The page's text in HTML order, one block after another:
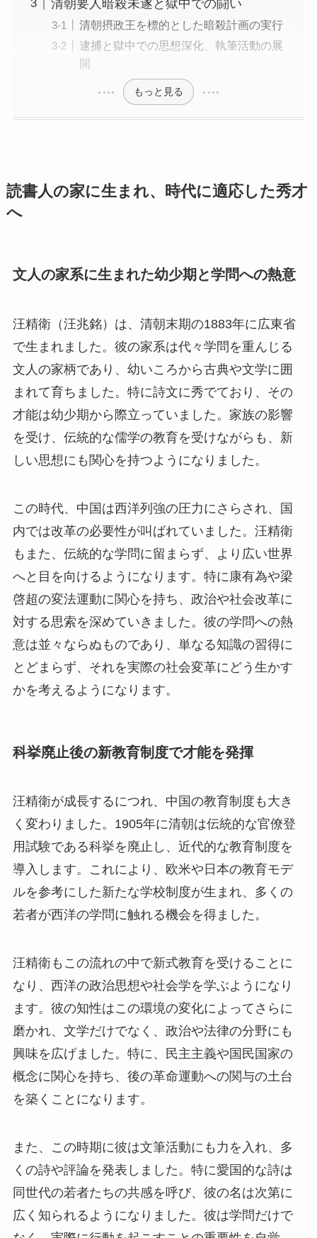
清朝要人暗殺未遂と獄中での闘い
清朝摂政王を標的とした暗殺計画の実行
逮捕と獄中での思想深化、執筆活動の展
開
もっと見る
読書人の家に生まれ、時代に適応した秀才
へ
文人の家系に生まれた幼少期と学問への熱意
汪精衛（汪兆銘）は、清朝末期の1883年に広東省
で生まれました。彼の家系は代々学問を重んじる
文人の家柄であり、幼いころから古典や文学に囲
まれて育ちました。特に詩文に秀でており、その
才能は幼少期から際立っていました。家族の影響
を受け、伝統的な儒学の教育を受けながらも、新
しい思想にも関心を持つようになりました。
この時代、中国は西洋列強の圧力にさらされ、国
内では改革の必要性が叫ばれていました。汪精衛
もまた、伝統的な学問に留まらず、より広い世界
へと目を向けるようになります。特に康有為や梁
啓超の変法運動に関心を持ち、政治や社会改革に
対する思索を深めていきました。彼の学問への熱
意は並々ならぬものであり、単なる知識の習得に
とどまらず、それを実際の社会変革にどう生かす
かを考えるようになります。
科挙廃止後の新教育制度で才能を発揮
汪精衛が成長するにつれ、中国の教育制度も大き
く変わりました。1905年に清朝は伝統的な官僚登
用試験である科挙を廃止し、近代的な教育制度を
導入します。これにより、欧米や日本の教育モデ
ルを参考にした新たな学校制度が生まれ、多くの
若者が西洋の学問に触れる機会を得ました。
汪精衛もこの流れの中で新式教育を受けることに
なり、西洋の政治思想や社会学を学ぶようになり
ます。彼の知性はこの環境の変化によってさらに
磨かれ、文学だけでなく、政治や法律の分野にも
興味を広げました。特に、民主主義や国民国家の
概念に関心を持ち、後の革命運動への関与の土台
を築くことになります。
また、この時期に彼は文筆活動にも力を入れ、多
くの詩や評論を発表しました。特に愛国的な詩は
同世代の若者たちの共感を呼び、彼の名は次第に
広く知られるようになりました。彼は学問だけで